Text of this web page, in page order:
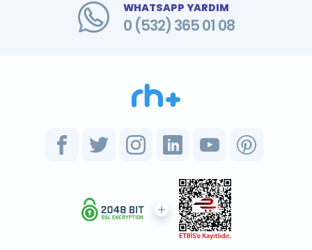
WHATSAPP YARDIM
0 (532) 365 01 08